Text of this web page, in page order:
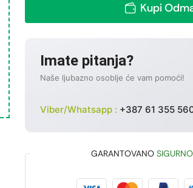
Kupi
Imate pitanja?
Naše ljubazno osoblje će vam pomoći!
Viber/Whatsapp : +387 61 355
GARANTOVANO SIGURNO